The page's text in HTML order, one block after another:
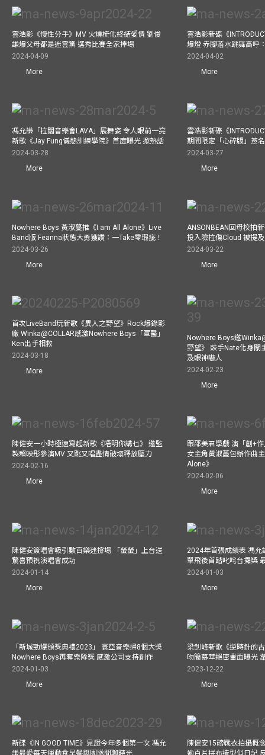
雲浩影《慢性分手》MV 火燒梳化終結愛情 劉俊
謙爆父母都是迷雲黨 選秀比賽全家捧場
2024-04-09
More
雲浩影新碟《
爆燈 赤腳落水跳舞高呼
2024-04-02
More
馮允謙「拉闊音樂會LAVA」展舞姿 令人眼前一亮
新歌《Jay Fung儀態訓練學院》首度曝光 掀熱話
2024-03-28
More
雲浩影新碟《
期間限定「心碎版」簽
2024-03-27
More
Nowhere Boys 黃淑蔓推《I am All Alone》Live
Band版 Feanna狀態大勇獲讚：一Take零瑕疵！
2024-03-26
More
ANSONBEAN回母校拍
投入險拉傷Cloud 被提
2024-03-22
More
首次LiveBand玩新歌《異人之野望》Rock爆錄影
廠 Winka@COLLAR感激Nowhere Boys「軍醫」
Ken出手相救
2024-03-18
More
Nowhere Boys邀
野望》 鼓手Nate化身關
及眼神嚇人
2024-02-23
More
陳健安一小時極速寫起新歌《唔明你講乜》 邀監
製賴映彤參演MV 又跳又唱盡情破壞釋放壓力
2024-02-16
More
跟邵美君學戲 演「創+
女主角黃淑蔓包辦作曲
Alone》
2024-02-06
More
陳健安簽唱會吸引數百樂迷撐場 「螢螢」上台送
驚喜預祝演唱會成功
2024-01-14
More
2024年首張成績表 馮允
單飛後首踏叱咤台攞獎
2024-01-03
More
「新城勁爆頒獎典禮2023」 寰亞音樂掃8個大獎
Nowhere Boys再奪樂隊獎 感激公司支持創作
2024-01-03
More
梁釗峰新歌《逆時針的
吻簡慕華絕密畫面曝光
2023-12-22
More
新碟《IN GOOD TIME》見證今年多個第一次 馮允
陳健安15磅戰衣拍攝概